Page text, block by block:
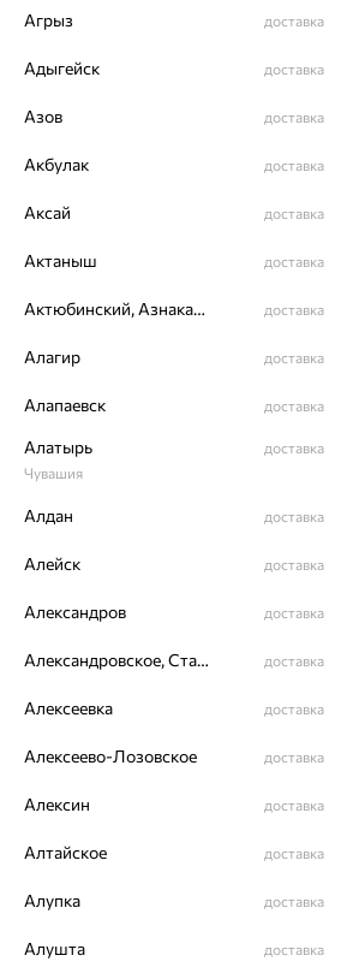
Нет в наличии
Изделие недоступно для заказа в
Описание
Вид изделия:
Вес:9.17 — 11.95
Металл:
Проба:
Страна происхождения:
Европейский
Вес металла:
Доставка и оплата
Похожие изделия
Агрыз доставка
Адыгейск доставка
Азов доставка
Акбулак доставка
Аксай доставка
Актаныш доставка
Актюбинский, Азнакаевский район доставка
Алагир доставка
Алапаевск доставка
Алатырь
Чувашия
доставка
Алдан доставка
Алейск доставка
Александров доставка
Александровское, Ставропольский край доставка
Алексеевка доставка
Алексеево-Лозовское доставка
Алексин доставка
Алтайское доставка
Алупка доставка
Алушта доставка